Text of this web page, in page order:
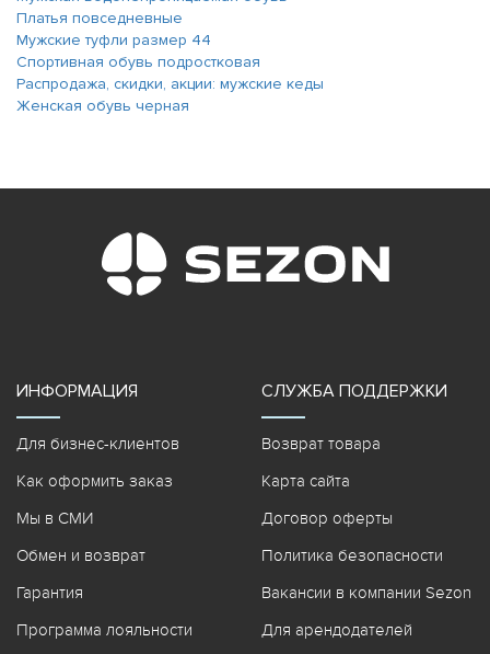
Платья повседневные
Мужские туфли размер 44
Спортивная обувь подростковая
Распродажа, скидки, акции: мужские кеды
Женская обувь черная
ИНФОРМАЦИЯ
Для бизнес-клиентов
Как оформить заказ
Мы в СМИ
Обмен и возврат
Гарантия
Программа лояльности
СЛУЖБА ПОДДЕРЖКИ
Возврат товара
Карта сайта
Договор оферты
Политика безопасности
Вакансии в компании Sezon
Для арендодателей